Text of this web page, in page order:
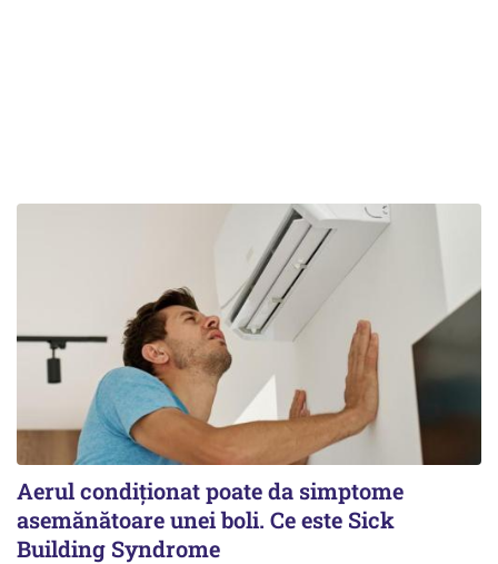
Aerul condiționat poate da simptome
asemănătoare unei boli. Ce este Sick
Building Syndrome